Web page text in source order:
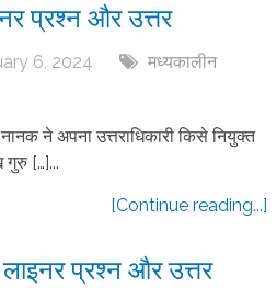
प्रश्न और उत्तर
6, 2024
मध्यकालीन
ने अपना उत्तराधिकारी किसे नियुक्त
[…]...
[Continue reading...]
प्रश्न और उत्तर